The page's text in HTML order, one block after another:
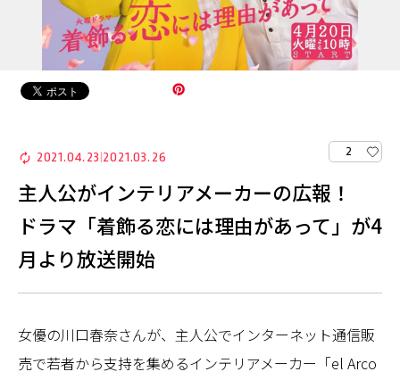
2021.04.23 2021.03.26 2
主人公がインテリアメーカーの広報！
ドラマ「着飾る恋には理由があって」が4
月より放送開始
女優の川口春奈さんが、主人公でインターネット通信販
売で若者から支持を集めるインテリアメーカー「el Arco